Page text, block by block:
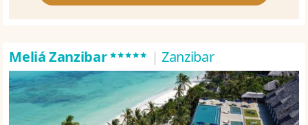
Meliá Zanzibar***** | Zanzibar